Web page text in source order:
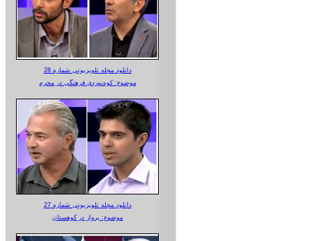
دانلود مجله تلویزیونی شماره 28
موضوع: کوه‌نوردی فرهنگی در محرم
دانلود مجله تلویزیونی شماره 27
موضوع: پرواز در کوهستان